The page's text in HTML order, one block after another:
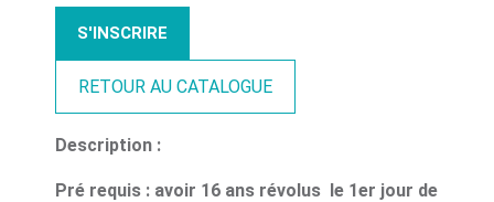
S'INSCRIRE
RETOUR AU CATALOGUE
Description :
Pré requis : avoir 16 ans révolus le 1er jour de